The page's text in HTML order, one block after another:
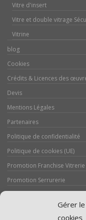
Gérer
cookies
Vitre d'insert
Vitre et double vitrage
Vitrine
blog
Cookies
Crédits & Licences des
Devis
Mentions Légales
Partenaires
Politique de confidentialité
Politique de cookies (UE)
Promotion Franchise Vitrerie
Promotion Serrurerie